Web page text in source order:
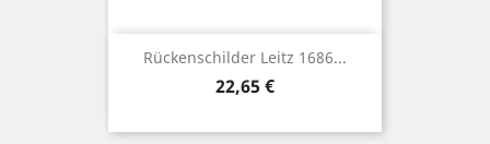
Rückenschilder Leitz 1686...
Preis
22,65 €